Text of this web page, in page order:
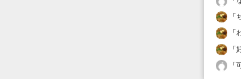
「
「
「
「